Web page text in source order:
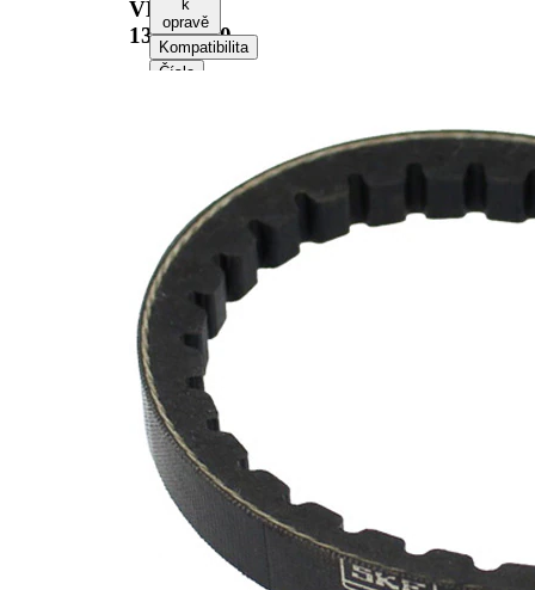
VKMV
13AVx950
k
opravě
Kompatibilita
Čísla
výrobku
Vlastnost Hodnota
Délka
950 mm
Šířka